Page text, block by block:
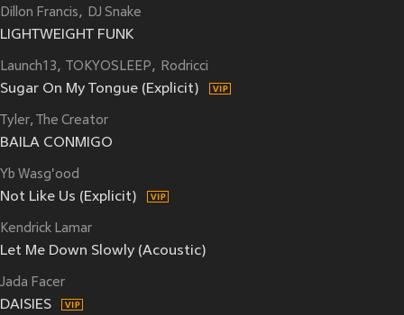
Dillon Francis DJ Snake
LIGHTWEIGHT FUNK
Launch13 TOKYOSLEEP Rodricci
Sugar On My Tongue (Explicit)
Tyler, The Creator
BAILA CONMIGO
Yb Wasg'ood
Not Like Us (Explicit)
Kendrick Lamar
Let Me Down Slowly (Acoustic)
Jada Facer
DAISIES